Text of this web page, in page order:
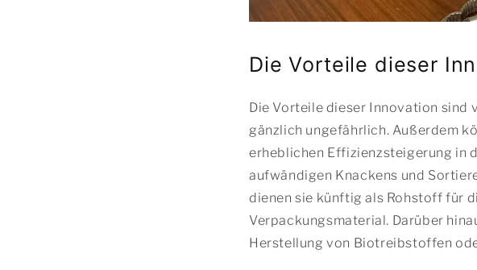
Die Vorteile dieser
Die Vorteile dieser Innovation
gänzlich ungefährlich. Außerdem
erheblichen Effizienzsteigerung in
aufwändigen Knackens und
dienen sie künftig als Rohstoff für
Verpackungsmaterial. Darüber
Herstellung von Biotreibstoffen